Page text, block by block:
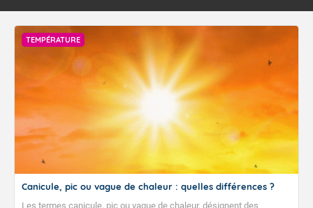
TEMPÉRATURE
Canicule, pic ou vague de chaleur : quelles différences ?
Les termes canicule, pic ou vague de chaleur, désignent des